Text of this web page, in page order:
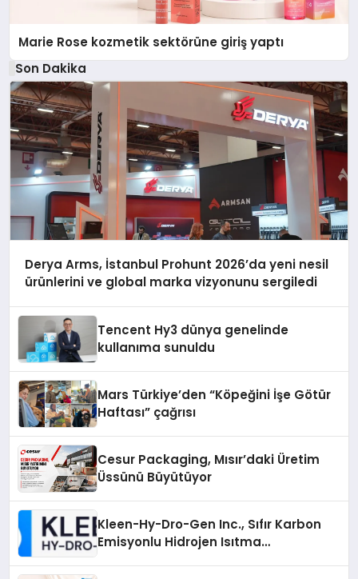
Marie Rose kozmetik sektörüne giriş yaptı
Son Dakika
Derya Arms, İstanbul Prohunt 2026’da yeni nesil
ürünlerini ve global marka vizyonunu sergiledi
Tencent Hy3 dünya genelinde
kullanıma sunuldu
Mars Türkiye’den “Köpeğini İşe Götür
Haftası” çağrısı
Cesur Packaging, Mısır’daki Üretim
Üssünü Büyütüyor
Kleen-Hy-Dro-Gen Inc., Sıfır Karbon
Emisyonlu Hidrojen Isıtma